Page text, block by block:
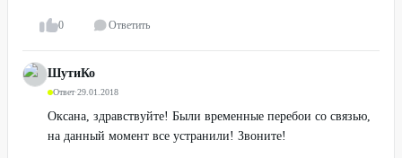
0 Ответить
ШутиКо
Ответ·29.01.2018
Оксана, здравствуйте! Были временные перебои со связью,
на данный момент все устранили! Звоните!